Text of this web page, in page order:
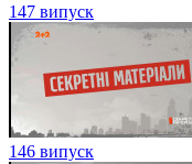
147 випуск
146 випуск